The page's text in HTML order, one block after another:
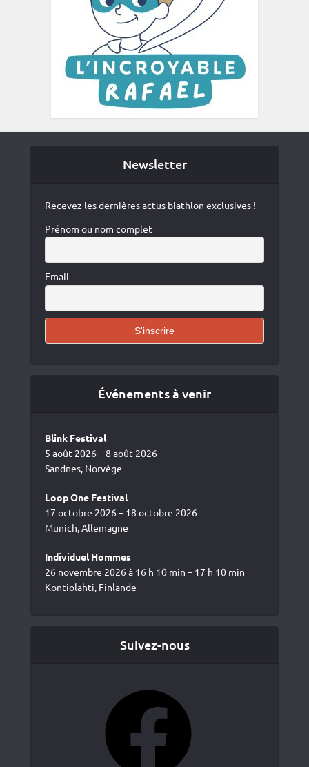
Newsletter
Recevez les dernières actus biathlon exclusives !
Prénom ou nom complet
Email
Événements à venir
Blink Festival
5 août 2026 – 8 août 2026
Sandnes, Norvège
Loop One Festival
17 octobre 2026 – 18 octobre 2026
Munich, Allemagne
Individuel Hommes
26 novembre 2026 à 16 h 10 min – 17 h 10 min
Kontiolahti, Finlande
Suivez-nous